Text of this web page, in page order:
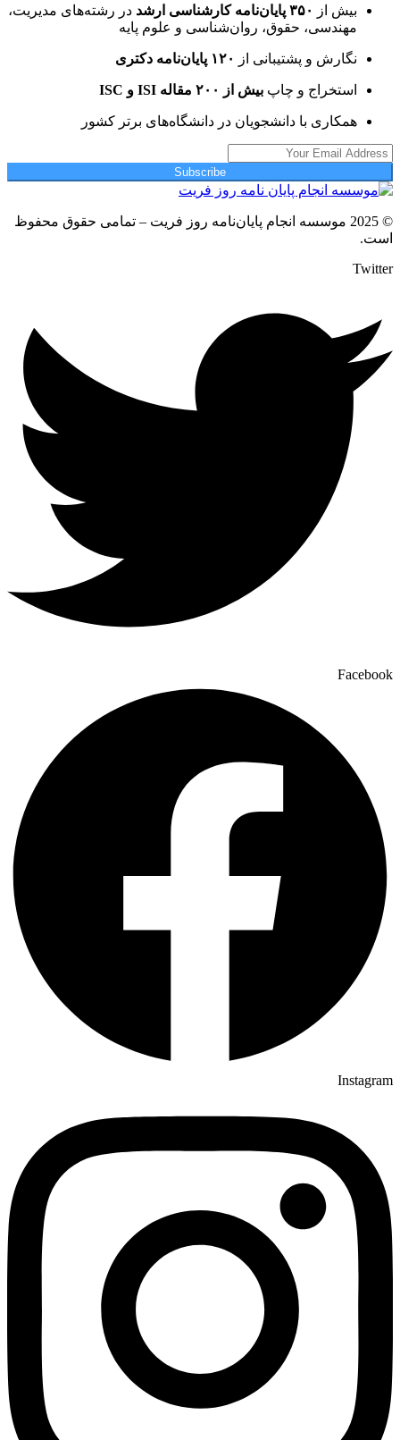
بیش از ۳۵۰ پایان‌نامه کارشناسی ارشد
در رشته‌های مدیریت،
مهندسی، حقوق، روان‌شناسی و علوم پایه
نگارش و پشتیبانی از ۱۲۰ پایان‌نامه دکتری
استخراج و چاپ بیش از ۲۰۰ مقاله ISI و ISC
همکاری با دانشجویان در دانشگاه‌های برتر کشور
Subscribe
© 2025 موسسه انجام پایان‌نامه روز فریت – تمامی حقوق محفوظ
است.
Twitter
Facebook
Instagram